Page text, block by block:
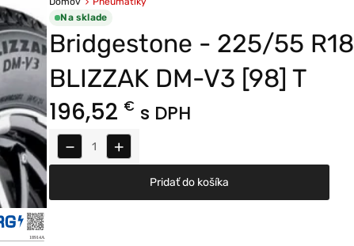
Na sklade
Bridgestone - 225/55 R18
BLIZZAK DM-V3 [98] T
196,52 € s DPH
− +
Pridať do košíka